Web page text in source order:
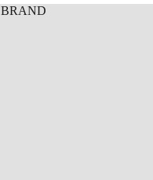
BRAND